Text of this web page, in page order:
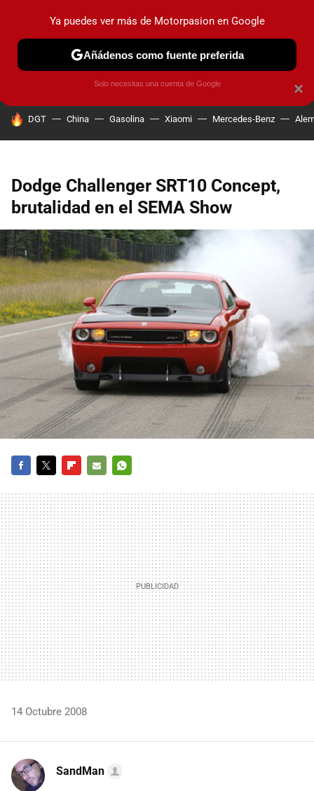
PRUEBAS COCHES ELÉCTRICOS OBSERVATORIO
HOY SE HABLA DE
DGT China Gasolina Xiaomi Mercedes-Benz
Dodge Challenger SRT10 Concept,
brutalidad en el SEMA Show
MAIL
14 Octubre 2008
SandMan
×
Ya puedes ver más de Motorpasion en Google
Añádenos como fuente preferida
Solo necesitas una cuenta de Google